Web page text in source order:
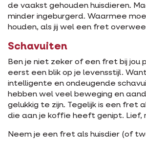
de vaakst gehouden huisdieren.
minder ingeburgerd. Waarmee
houden, als jij wel een fret
Schavuiten
Ben je niet zeker of een fret bij jou
eerst een blik op je levensstijl.
intelligente en ondeugende
hebben wel veel beweging en
gelukkig te zijn. Tegelijk is een fret
die aan je koffie heeft genipt. Lief,
Neem je een fret als huisdier (of